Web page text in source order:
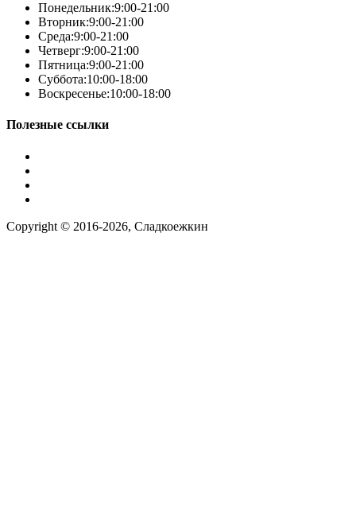
Понедельник:9:00-21:00
Вторник:9:00-21:00
Среда:9:00-21:00
Четверг:9:00-21:00
Пятница:9:00-21:00
Суббота:10:00-18:00
Воскресенье:10:00-18:00
Полезные ссылки
Copyright © 2016-2026, Сладкоежкин